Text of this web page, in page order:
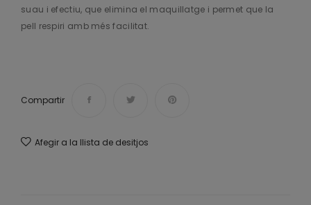
suau i efectiu, que elimina el maquillatge i permet que la
pell respiri amb més facilitat.
Compartir
Afegir a la llista de desitjos